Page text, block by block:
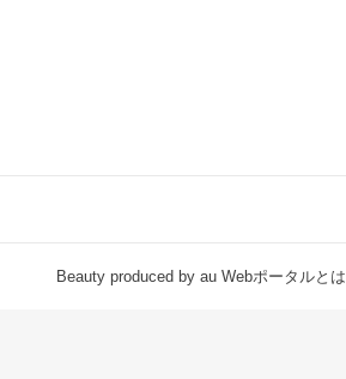
Beauty produced by au Webポータルとは